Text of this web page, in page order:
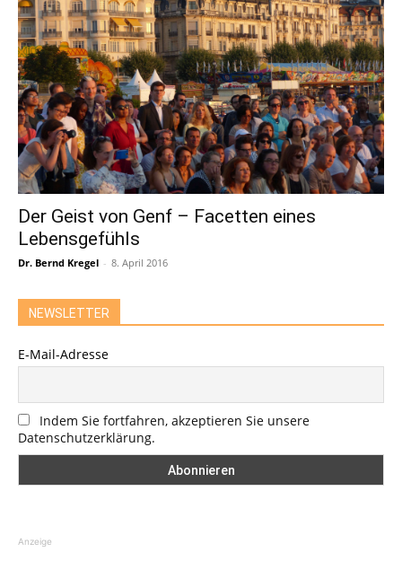
Der Geist von Genf – Facetten eines
Lebensgefühls
Dr. Bernd Kregel - 8. April 2016
NEWSLETTER
E-Mail-Adresse
Indem Sie fortfahren, akzeptieren Sie unsere
Datenschutzerklärung.
Anzeige